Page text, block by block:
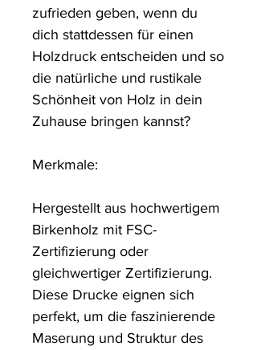
zufrieden geben, wenn du
dich stattdessen für einen
Holzdruck entscheiden und so
die natürliche und rustikale
Schönheit von Holz in dein
Zuhause bringen kannst?
Merkmale:
Hergestellt aus hochwertigem
Birkenholz mit FSC-
Zertifizierung oder
gleichwertiger Zertifizierung.
Diese Drucke eignen sich
perfekt, um die faszinierende
Maserung und Struktur des